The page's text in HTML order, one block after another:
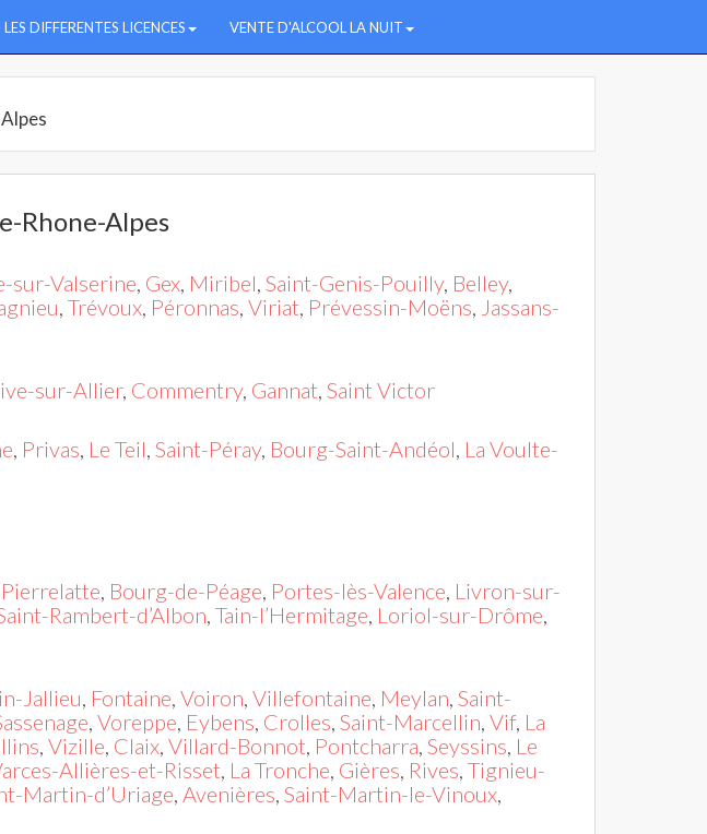
LES DIFFERENTES LICENCES VENTE D'ALCOOL LA NUIT
Rhone-Alpes
sur-Valserine, Gex, Miribel, Saint-Genis-Pouilly, Belley,
, Trévoux, Péronnas, Viriat, Prévessin-Moëns, Jassans-
sur-Allier, Commentry, Gannat, Saint Victor
, Privas, Le Teil, Saint-Péray, Bourg-Saint-Andéol, La Voulte-
Pierrelatte, Bourg-de-Péage, Portes-lès-Valence, Livron-sur-
Rambert-d’Albon, Tain-l’Hermitage, Loriol-sur-Drôme,
Jallieu, Fontaine, Voiron, Villefontaine, Meylan, Saint-
, Voreppe, Eybens, Crolles, Saint-Marcellin, Vif, La
, Vizille, Claix, Villard-Bonnot, Pontcharra, Seyssins, Le
Allières-et-Risset, La Tronche, Gières, Rives, Tignieu-
Martin-d’Uriage, Avenières, Saint-Martin-le-Vinoux,